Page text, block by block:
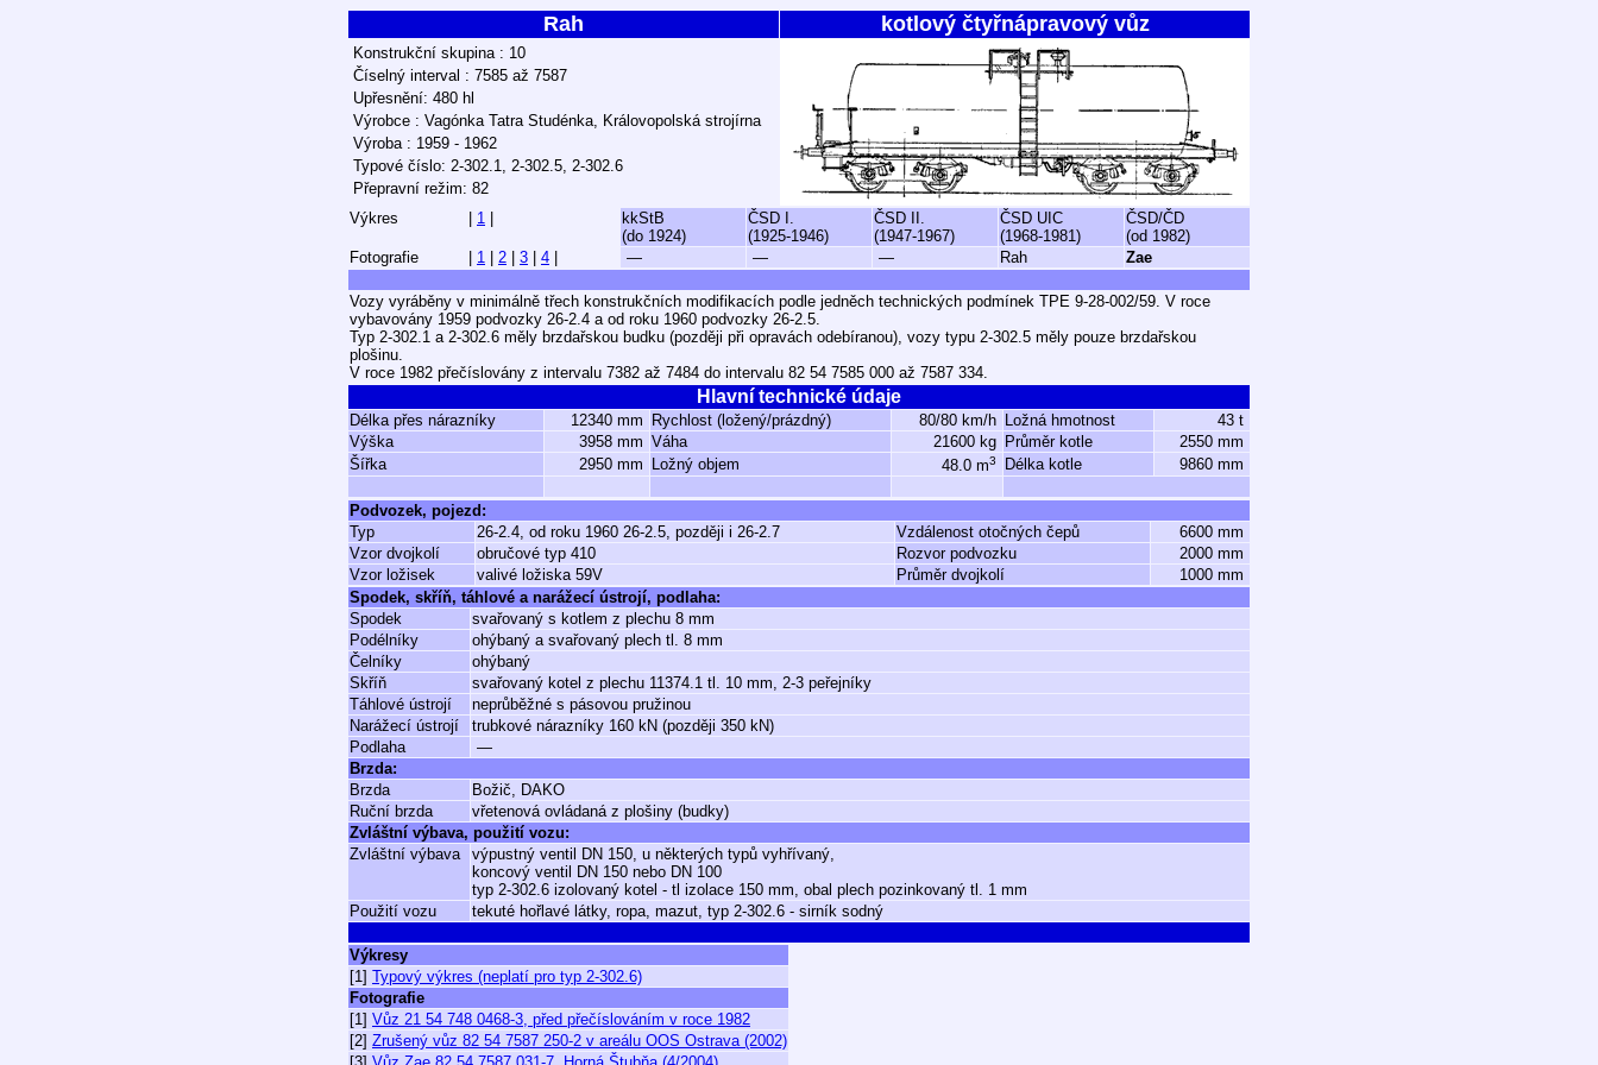
Rah kotlový čtyřnápravový vůz
Konstrukční skupina : 10
Číselný interval : 7585 až 7587
Upřesnění: 480 hl
Výrobce : Vagónka Tatra Studénka, Královopolská strojírna
Výroba : 1959 - 1962
Typové číslo: 2-302.1, 2-302.5, 2-302.6
Přepravní režim: 82
Výkres
1
kkStB
(do 1924)
ČSD I.
(1925-1946)
ČSD II.
(1947-1967)
ČSD UIC
(1968-1981)
ČSD/ČD
(od 1982)
Fotografie
1 2 3 4 — — — Rah Zae
Vozy vyráběny v minimálně třech konstrukčních modifikacích podle jedněch technických podmínek TPE 9-28-002/59. V roce
vybavovány 1959 podvozky 26-2.4 a od roku 1960 podvozky 26-2.5.
Typ 2-302.1 a 2-302.6 měly brzdařskou budku (později při opravách odebíranou), vozy typu 2-302.5 měly pouze brzdařskou
plošinu.
V roce 1982 přečíslovány z intervalu 7382 až 7484 do intervalu 82 54 7585 000 až 7587 334.
Hlavní technické údaje
Délka přes nárazníky 12340 mm Rychlost (ložený/prázdný) 80/80 km/h Ložná hmotnost
43 t
Výška
3958 mm Váha 21600 kg Průměr kotle
2550 mm
Šířka
2950 mm Ložný objem 48.0 m3 Délka kotle 9860 mm
Podvozek, pojezd:
Typ
26-2.4, od roku 1960 26-2.5, později i 26-2.7 Vzdálenost otočných čepů
6600 mm
Vzor dvojkolí
obručové typ 410 Rozvor podvozku
2000 mm
Vzor ložisek
valivé ložiska 59V Průměr dvojkolí
1000 mm
Spodek, skříň, táhlové a narážecí ústrojí, podlaha:
Spodek
svařovaný s kotlem z plechu 8 mm
Podélníky
ohýbaný a svařovaný plech tl. 8 mm
Čelníky
ohýbaný
Skříň
svařovaný kotel z plechu 11374.1 tl. 10 mm, 2-3 peřejníky
Táhlové ústrojí
neprůběžné s pásovou pružinou
Narážecí ústrojí
trubkové nárazníky 160 kN (později 350 kN)
Podlaha
—
Brzda:
Brzda
Božič, DAKO
Ruční brzda
vřetenová ovládaná z plošiny (budky)
Zvláštní výbava, použití vozu:
Zvláštní výbava
výpustný ventil DN 150, u některých typů vyhřívaný,
koncový ventil DN 150 nebo DN 100
typ 2-302.6 izolovaný kotel - tl izolace 150 mm, obal plech pozinkovaný tl. 1 mm
Použití vozu
tekuté hořlavé látky, ropa, mazut, typ 2-302.6 - sirník sodný
Výkresy
[1] Typový výkres (neplatí pro typ 2-302.6)
Fotografie
[1] Vůz 21 54 748 0468-3, před přečíslováním v roce 1982
[2] Zrušený vůz 82 54 7587 250-2 v areálu OOS Ostrava (2002)